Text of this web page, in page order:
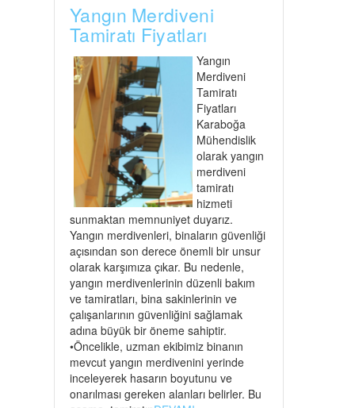
Yangın Merdiveni
Tamiratı Fiyatları
Yangın
Merdiveni
Tamiratı
Fiyatları
Karaboğa
Mühendislik
olarak yangın
merdiveni
tamiratı
hizmeti
sunmaktan memnuniyet duyarız.
Yangın merdivenleri, binaların güvenliği
açısından son derece önemli bir unsur
olarak karşımıza çıkar. Bu nedenle,
yangın merdivenlerinin düzenli bakım
ve tamiratları, bina sakinlerinin ve
çalışanlarının güvenliğini sağlamak
adına büyük bir öneme sahiptir.
•Öncelikle, uzman ekibimiz binanın
mevcut yangın merdivenini yerinde
inceleyerek hasarın boyutunu ve
onarılması gereken alanları belirler. Bu